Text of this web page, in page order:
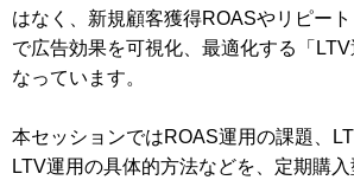
はなく、新規顧客獲得ROASやリピー
で広告効果を可視化、最適化する「
なっています。
本セッションではROAS運用の課題、
LTV運用の具体的方法などを、定期購